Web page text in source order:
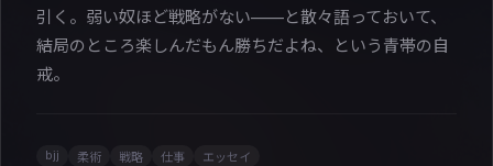
引く。弱い奴ほど戦略がない——と散々語っておいて、
結局のところ楽しんだもん勝ちだよね、という青帯の自
戒。
bjj 柔術 戦略 仕事 エッセイ